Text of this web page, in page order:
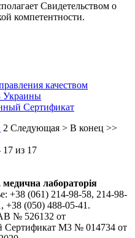
Свидетельством о
компетентности.
качеством
Украины
Сертификат
2 Следующая > В конец >>
17 из 17
лабораторія
+38 (061) 214-98-58, 214-98-
+38 (050) 488-05-41.
№ 526132 от
Сертификат М3 № 014734 от